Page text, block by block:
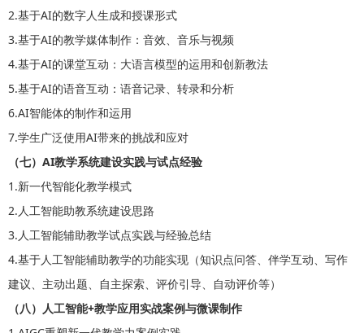
2.基于AI的数字人生成和授课形式
3.基于AI的教学媒体制作：音效、音乐与视频
4.基于AI的课堂互动：大语言模型的运用和创新教法
5.基于AI的语音互动：语音记录、转录和分析
6.AI智能体的制作和运用
7.学生广泛使用AI带来的挑战和应对
（七）AI教学系统建设实践与试点经验
1.新一代智能化教学模式
2.人工智能助教系统建设思路
3.人工智能辅助教学试点实践与经验总结
4.基于人工智能辅助教学的功能实现（知识点问答、伴学互动、写作
建议、主动出题、自主探索、评价引导、自动评价等）
（八）人工智能+教学应用实战案例与微课制作